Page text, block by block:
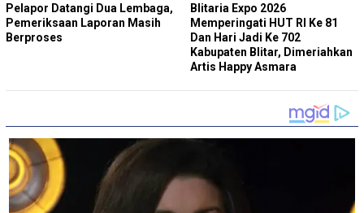
Pelapor Datangi Dua Lembaga,
Pemeriksaan Laporan Masih
Berproses
Blitaria Expo 2026
Memperingati HUT RI Ke 81
Dan Hari Jadi Ke 702
Kabupaten Blitar, Dimeriahkan
Artis Happy Asmara